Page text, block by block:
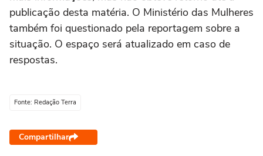
publicação desta matéria. O Ministério das Mulheres
também foi questionado pela reportagem sobre a
situação. O espaço será atualizado em caso de
respostas.
Fonte: Redação Terra
Compartilhar